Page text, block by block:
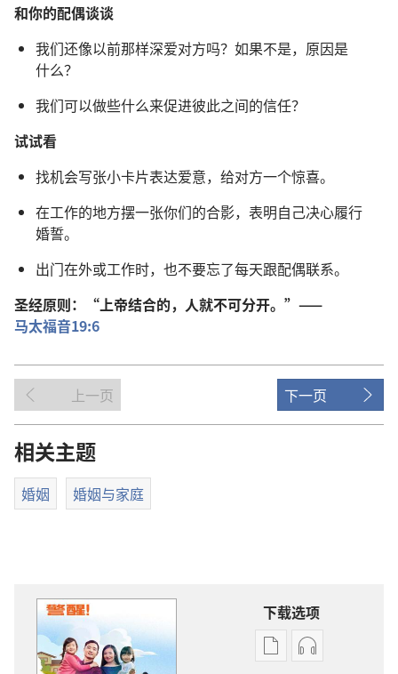
和你的配偶谈谈
我们还像以前那样深爱对方吗？ 如果不是， 原因是
什么？
我们可以做些什么来促进彼此之间的信任？
试试看
找机会写张小卡片表达爱意， 给对方一个惊喜。
在工作的地方摆一张你们的合影， 表明自己决心履行
婚誓。
出门在外或工作时， 也不要忘了每天跟配偶联系。
圣经原则：“ 上帝结合的， 人就不可分开。”——
马太福音19:6
上一页 下一页
相关主题
婚姻 婚姻与家庭
下载选项
出
音